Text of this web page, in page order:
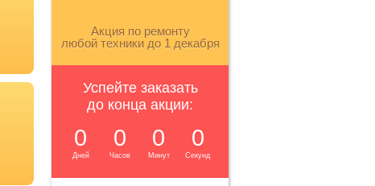
Акция по ремонту
любой техники до 1 декабря
Успейте заказать
до конца акции:
0
Дней
0
Часов
0
Минут
0
Секунд